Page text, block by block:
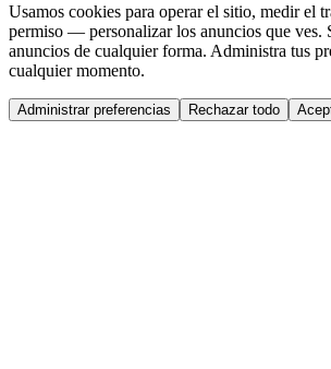
Usamos cookies para operar el sitio, medir el
permiso — personalizar los anuncios que ves.
anuncios de cualquier forma. Administra tus
cualquier momento.
Administrar preferencias Rechazar todo